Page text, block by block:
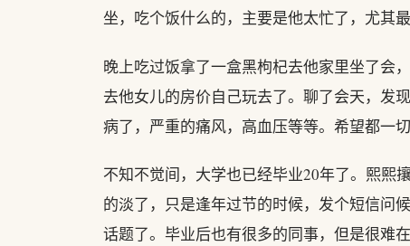
坐，吃个饭什么的，主要是他太忙了，尤其
晚上吃过饭拿了一盒黑枸杞去他家里坐了会
去他女儿的房价自己玩去了。聊了会天，发
病了，严重的痛风，高血压等等。希望都一切
不知不觉间，大学也已经毕业20年了。熙熙
的淡了，只是逢年过节的时候，发个短信问
话题了。毕业后也有很多的同事，但是很难